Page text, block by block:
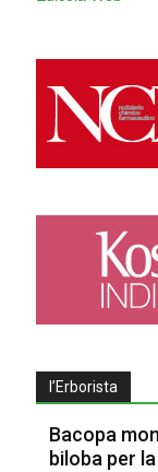
l’Erborista
Bacopa
biloba per